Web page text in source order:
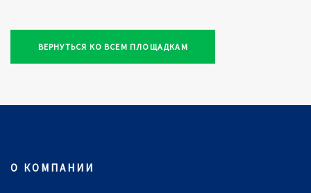
ВЕРНУТЬСЯ КО ВСЕМ ПЛОЩАДКАМ
О КОМПАНИИ